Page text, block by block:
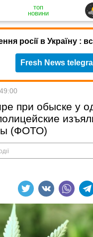
топ
новини
росії в Україну :
Fresh News
при обыске у
(ФОТО)